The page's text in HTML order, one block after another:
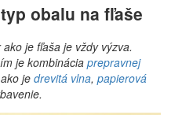
obalu na fľaše
je fľaša je vždy výzva.
je kombinácia prepravnej
je drevitá vlna, papierová